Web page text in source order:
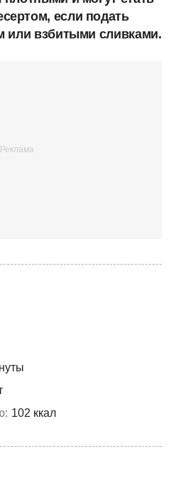
если подать
или взбитыми сливками.
102 ккал